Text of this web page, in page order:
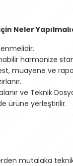
Neler
harmonize
muayene ve
ve Teknik
ürüne yerleştirilir.
mutalaka